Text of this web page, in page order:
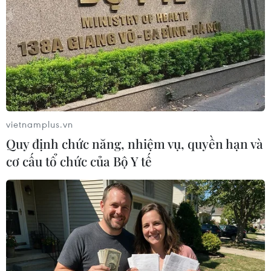
13/02/2015 11:56
Ít nhất 15 người đã thiệt mạng trong các vụ giao tranh
mới nhất tại miền Đông Ukraine ngay trước thời điểm
lệnh ngừng bắn mới có hiệu lực theo thỏa thuận vừa
đạt được của "Bộ Tứ Normandie."
vietnamplus.vn
Quy định chức năng, nhiệm vụ, quyền hạn và
cơ cấu tổ chức của Bộ Y tế